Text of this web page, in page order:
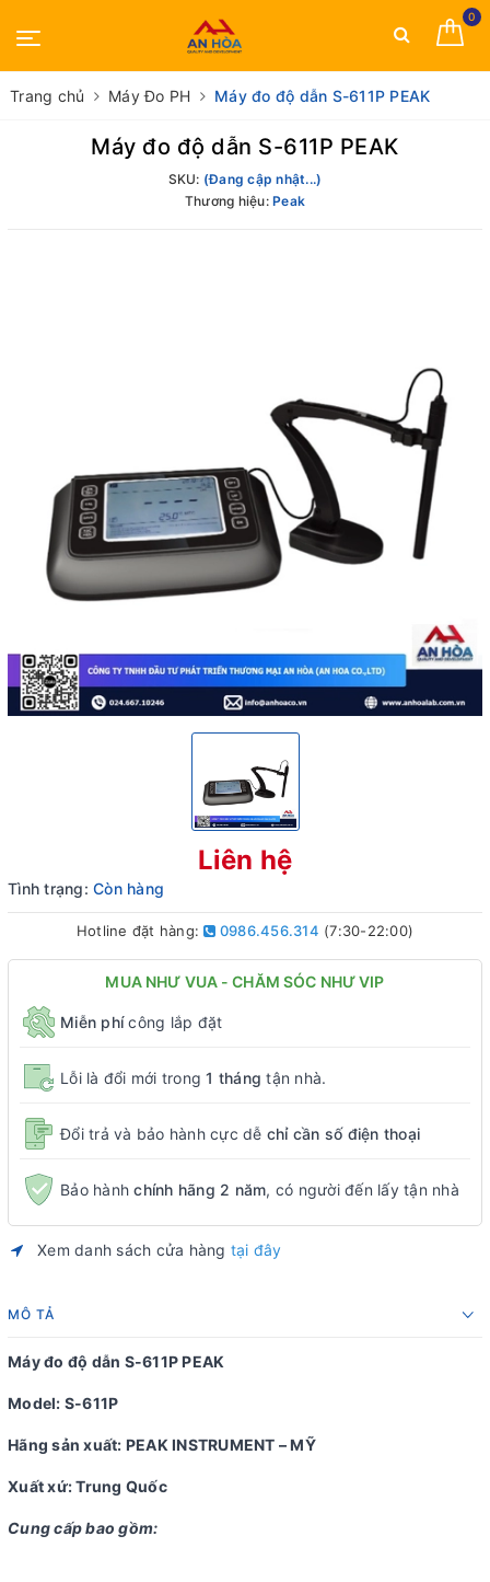
0
Trang chủ Máy Đo PH Máy đo độ dẫn S-611P PEAK
Máy đo độ dẫn S-611P PEAK
SKU: (Đang cập nhật...)
Thương hiệu:Peak
Liên hệ
Tình trạng: Còn hàng
Hotline đặt hàng: 0986.456.314 (7:30-22:00)
MUA NHƯ VUA - CHĂM SÓC NHƯ VIP
Miễn phícông lắp đặt
Lỗi là đổi mới trong1 tháng tận nhà.
Đổi trả và bảo hành cực dễ chỉ cần số điện thoại
Bảo hànhchính hãng 2 năm, có người đến lấy tận nhà
Xem danh sách cửa hàng tại đây
MÔ TẢ
Máy đo độ dẫn S-611P PEAK
Model: S-611P
Hãng sản xuất: PEAK INSTRUMENT – MỸ
Xuất xứ: Trung Quốc
Cung cấp bao gồm: